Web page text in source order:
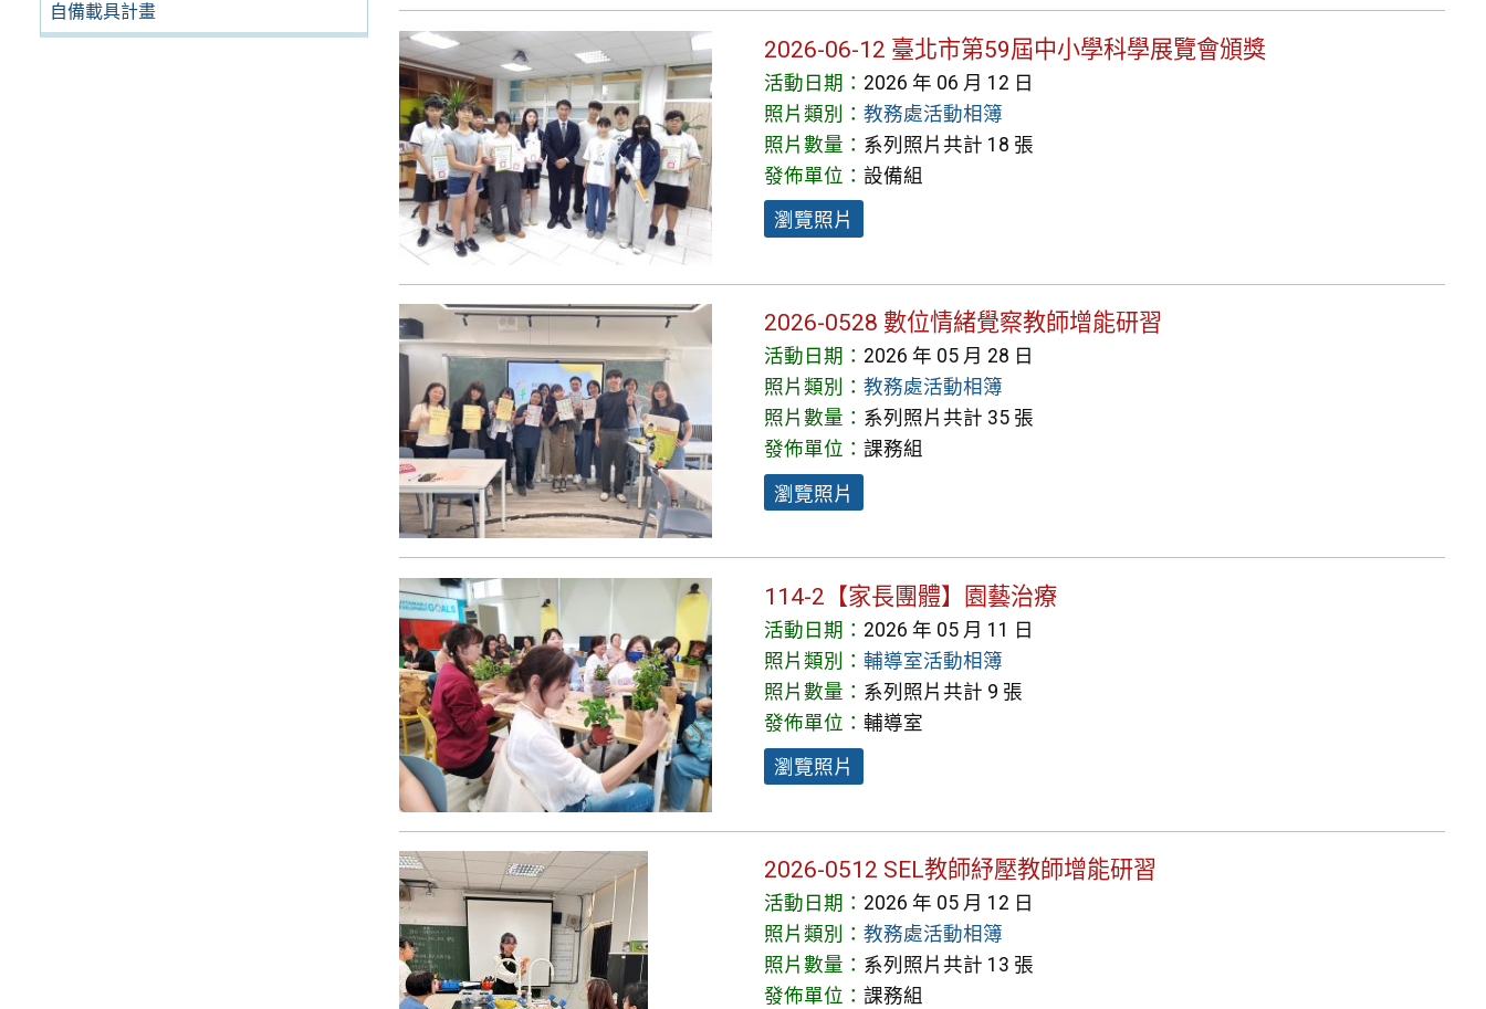
自備載具計畫
2026-06-12 臺北市第59屆中小學科學展覽會頒獎
活動日期： 2026 年 06 月 12 日
照片類別：教務處活動相簿
照片數量： 系列照片共計 18 張
發佈單位：設備組
瀏覽照片
2026-0528 數位情緒覺察教師增能研習
活動日期： 2026 年 05 月 28 日
照片類別：教務處活動相簿
照片數量： 系列照片共計 35 張
發佈單位：課務組
瀏覽照片
114-2【家長團體】園藝治療
活動日期： 2026 年 05 月 11 日
照片類別：輔導室活動相簿
照片數量： 系列照片共計 9 張
發佈單位：輔導室
瀏覽照片
2026-0512 SEL教師紓壓教師增能研習
活動日期： 2026 年 05 月 12 日
照片類別：教務處活動相簿
照片數量： 系列照片共計 13 張
發佈單位：課務組